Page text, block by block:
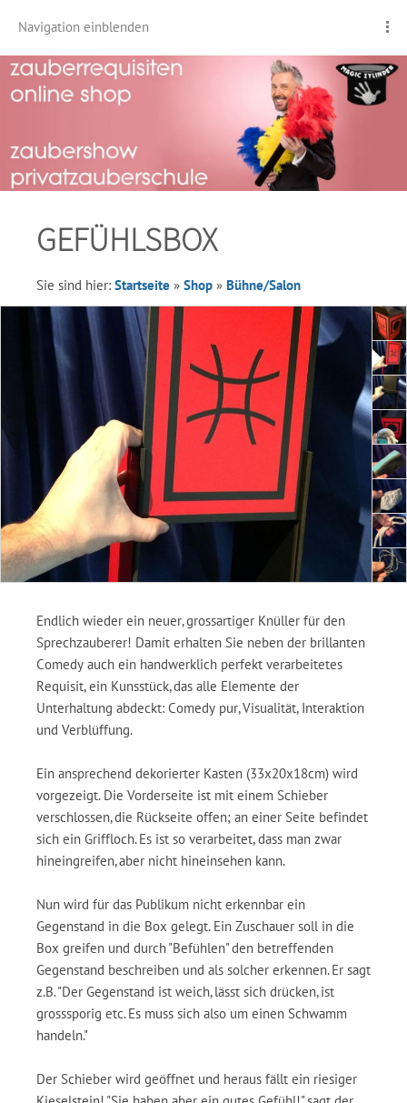
Navigation einblenden
GEFÜHLSBOX
Sie sind hier: Startseite » Shop » Bühne/Salon
Endlich wieder ein neuer, grossartiger Knüller für den
Sprechzauberer! Damit erhalten Sie neben der brillanten
Comedy auch ein handwerklich perfekt verarbeitetes
Requisit, ein Kunsstück, das alle Elemente der
Unterhaltung abdeckt: Comedy pur, Visualität, Interaktion
und Verblüffung.
Ein ansprechend dekorierter Kasten (33x20x18cm) wird
vorgezeigt. Die Vorderseite ist mit einem Schieber
verschlossen, die Rückseite offen; an einer Seite befindet
sich ein Griffloch. Es ist so verarbeitet, dass man zwar
hineingreifen, aber nicht hineinsehen kann.
Nun wird für das Publikum nicht erkennbar ein
Gegenstand in die Box gelegt. Ein Zuschauer soll in die
Box greifen und durch "Befühlen" den betreffenden
Gegenstand beschreiben und als solcher erkennen. Er sagt
z.B. "Der Gegenstand ist weich, lässt sich drücken, ist
grosssporig etc. Es muss sich also um einen Schwamm
handeln."
Der Schieber wird geöffnet und heraus fällt ein riesiger